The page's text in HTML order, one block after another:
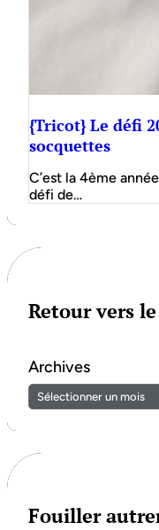
{Tricot} Le défi
socquettes
C’est la 4ème
défi de…
Retour vers
Archives
Fouiller